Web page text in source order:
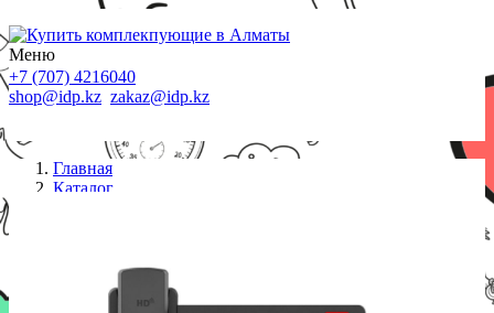
Меню
+7 (707) 4216040
shop@idp.kz zakaz@idp.kz
Главная
Каталог